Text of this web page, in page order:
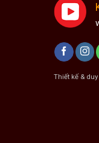
Thiết kế &